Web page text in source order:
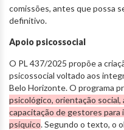
comissões, antes que possa
definitivo.
Apoio psicossocial
O PL 437/2025 propõe a
psicossocial voltado aos
Belo Horizonte. O programa
psicológico, orientação
capacitação de gestores
psíquico. Segundo o texto, o